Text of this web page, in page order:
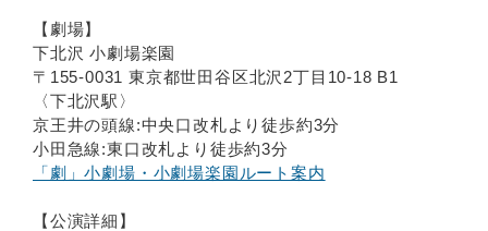
【劇場】
下北沢 小劇場楽園
〒155-0031 東京都世田谷区北沢2丁目10-18 B1
〈下北沢駅〉
京王井の頭線:中央口改札より徒歩約3分
小田急線:東口改札より徒歩約3分
「劇」小劇場・小劇場楽園ルート案内
【公演詳細】